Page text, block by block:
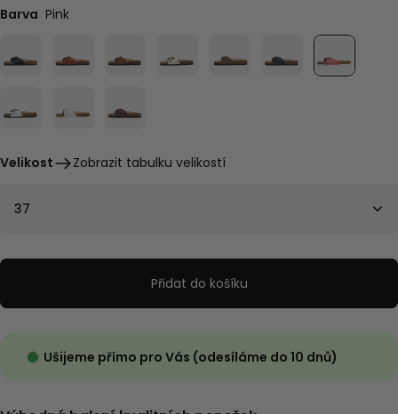
Barva Pink
Velikost Zobrazit tabulku velikostí
37
Přidat do košíku
Ušijeme přímo pro Vás (odesíláme do 10 dnů)